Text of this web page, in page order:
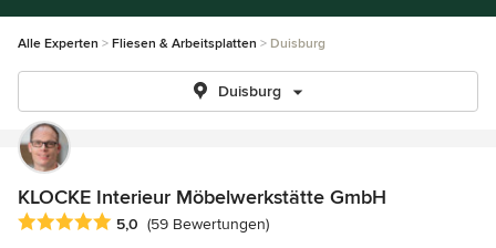
Alle Experten Fliesen & Arbeitsplatten Duisburg
Duisburg
KLOCKE Interieur Möbelwerkstätte GmbH
Durchschnittliche Bewertung: 5 von 5 Sternen
5,0 (59 Bewertungen)